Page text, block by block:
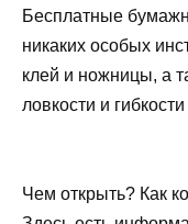
Бесплатные
никаких особых
клей и ножницы, а
ловкости и
Чем открыть? Как